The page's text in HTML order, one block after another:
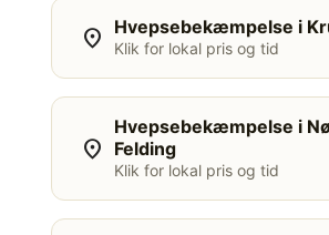
location_on Hvepsebekæmpelse i
Klik for lokal pris og tid
location_on
Hvepsebekæmpelse i
Felding
Klik for lokal pris og tid